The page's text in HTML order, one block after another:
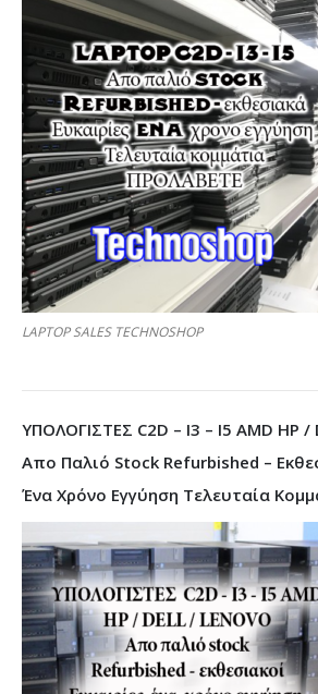
LAPTOP SALES TECHNOSHOP
ΥΠΟΛΟΓΙΣΤΕΣ C2D – I3 – I5 AMD HP /
Απο Παλιό Stock Refurbished –
Ένα Χρόνο Εγγύηση Τελευταία